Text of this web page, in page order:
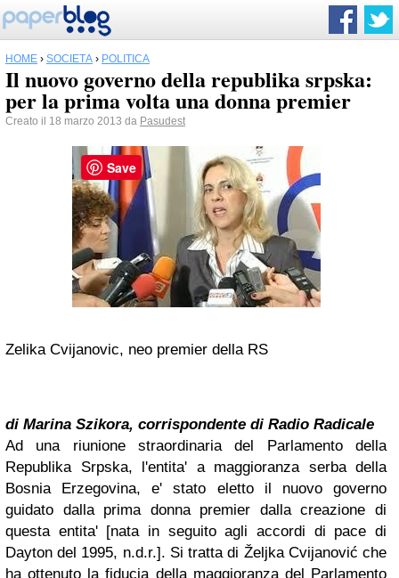
HOME › SOCIETÀ › POLITICA
Il nuovo governo della republika srpska:
per la prima volta una donna premier
Creato il 18 marzo 2013 da Pasudest
Zelika Cvijanovic, neo premier della RS
di Marina Szikora, corrispondente di Radio Radicale
Ad una riunione straordinaria del Parlamento della
Republika Srpska, l'entita' a maggioranza serba della
Bosnia Erzegovina, e' stato eletto il nuovo governo
guidato dalla prima donna premier dalla creazione di
questa entita' [nata in seguito agli accordi di pace di
Dayton del 1995, n.d.r.]. Si tratta di Željka Cvijanović che
ha ottenuto la fiducia della maggioranza del Parlamento
Save